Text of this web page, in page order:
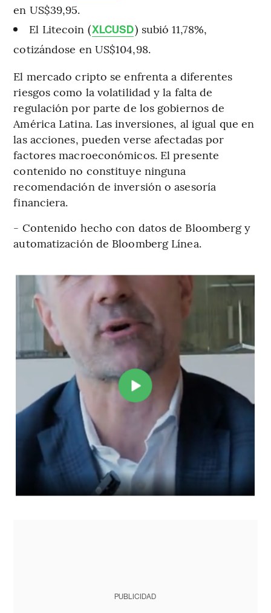
en US$39,95.
El Litecoin (XLCUSD) subió 11,78%,
cotizándose en US$104,98.
El mercado cripto se enfrenta a diferentes
riesgos como la volatilidad y la falta de
regulación por parte de los gobiernos de
América Latina. Las inversiones, al igual que en
las acciones, pueden verse afectadas por
factores macroeconómicos. El presente
contenido no constituye ninguna
recomendación de inversión o asesoría
financiera.
- Contenido hecho con datos de Bloomberg y
automatización de Bloomberg Línea.
PUBLICIDAD